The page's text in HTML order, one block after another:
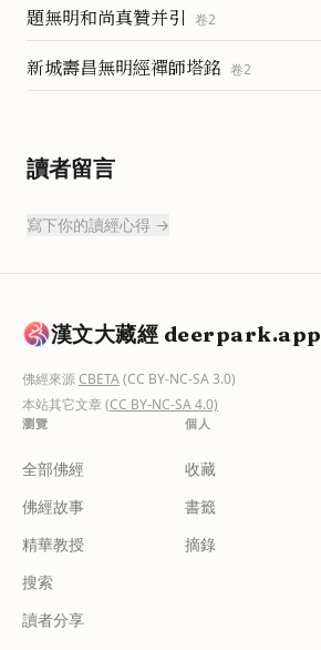
題無明和尚真贊并引 卷2
新城壽昌無明經禪師塔銘 卷2
讀者留言
寫下你的讀經心得 →
漢文大藏經 deerpark.app
佛經來源CBETA(CC BY-NC-SA 3.0)
本站其它文章(CC BY-NC-SA 4.0)
瀏覽
全部佛經
佛經故事
精華教授
搜索
讀者分享
個人
收藏
書籤
摘錄